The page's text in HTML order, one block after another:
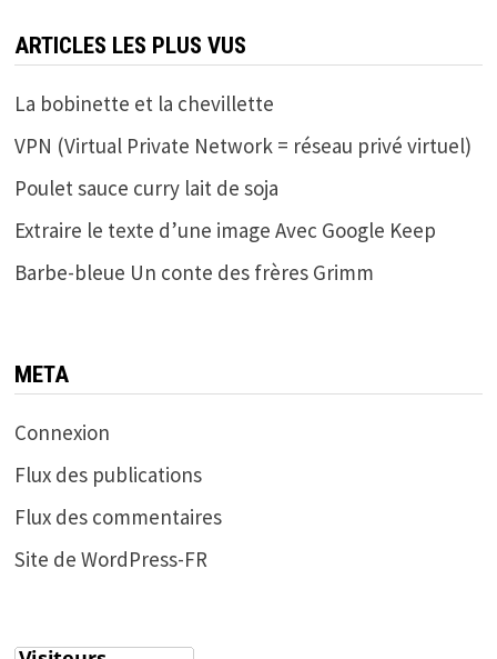
ARTICLES LES PLUS VUS
La bobinette et la chevillette
VPN (Virtual Private Network = réseau privé virtuel)
Poulet sauce curry lait de soja
Extraire le texte d’une image Avec Google Keep
Barbe-bleue Un conte des frères Grimm
META
Connexion
Flux des publications
Flux des commentaires
Site de WordPress-FR